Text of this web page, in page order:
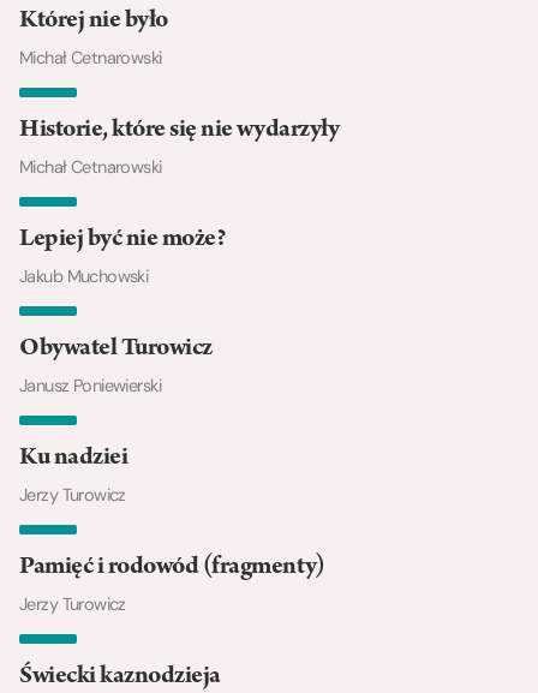
Której nie było
Michał Cetnarowski
Historie, które się nie wydarzyły
Michał Cetnarowski
Lepiej być nie może?
Jakub Muchowski
Obywatel Turowicz
Janusz Poniewierski
Ku nadziei
Jerzy Turowicz
Pamięć i rodowód (fragmenty)
Jerzy Turowicz
Świecki kaznodzieja